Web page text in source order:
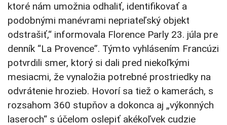
ktoré nám umožnia odhaliť, identifikovať a
podobnými manévrami nepriateľský objekt
odstrašiť,“ informovala Florence Parly 23. júla pre
denník “La Provence”. Týmto vyhlásením Francúzi
potvrdili smer, ktorý si dali pred niekoľkými
mesiacmi, že vynaložia potrebné prostriedky na
odvrátenie hrozieb. Hovorí sa tiež o kamerách, s
rozsahom 360 stupňov a dokonca aj „výkonných
laseroch“ s účelom oslepiť akékoľvek cudzie